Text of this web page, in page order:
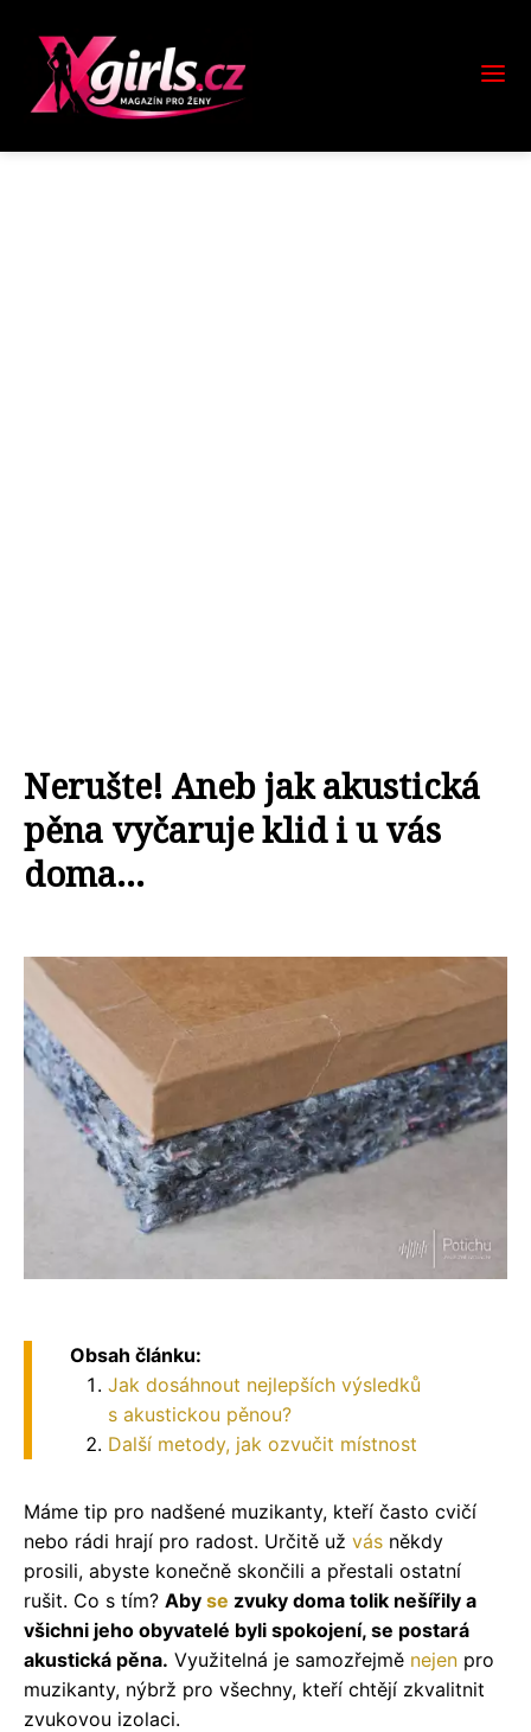
Nerušte! Aneb jak akustická
pěna vyčaruje klid i u vás
doma...
Obsah článku:
Jak dosáhnout nejlepších výsledků
s akustickou pěnou?
Další metody, jak ozvučit místnost
Máme tip pro nadšené muzikanty, kteří často cvičí
nebo rádi hrají pro radost. Určitě už vás někdy
prosili, abyste konečně skončili a přestali ostatní
rušit. Co s tím? Aby se zvuky doma tolik nešířily a
všichni jeho obyvatelé byli spokojení, se postará
akustická pěna. Využitelná je samozřejmě nejen pro
muzikanty, nýbrž pro všechny, kteří chtějí zkvalitnit
zvukovou izolaci.